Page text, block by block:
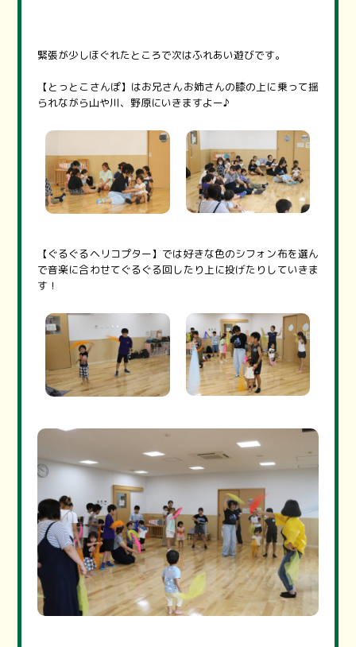
緊張が少しほぐれたところで次はふれあい遊びです。
【とっとこさんぽ】はお兄さんお姉さんの膝の上に乗って揺
られながら山や川、野原にいきますよー♪
【ぐるぐるヘリコプター】では好きな色のシフォン布を選ん
で音楽に合わせてぐるぐる回したり上に投げたりしていきま
す！